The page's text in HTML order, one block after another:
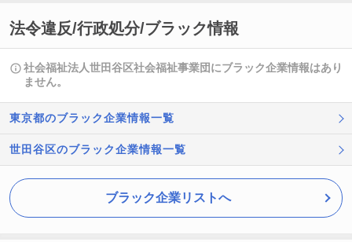
法令違反/行政処分/ブラック情報
社会福祉法人世田谷区社会福祉事業団にブラック企業情報はあり
ません。
東京都のブラック企業情報一覧
世田谷区のブラック企業情報一覧
ブラック企業リストへ